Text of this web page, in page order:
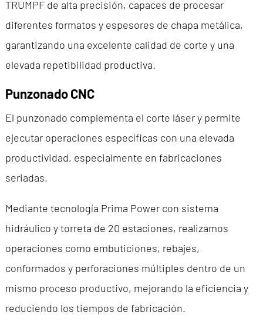
TRUMPF de alta precisión, capaces de procesar
diferentes formatos y espesores de chapa metálica,
garantizando una excelente calidad de corte y una
elevada repetibilidad productiva.
Punzonado CNC
El punzonado complementa el corte láser y permite
ejecutar operaciones específicas con una elevada
productividad, especialmente en fabricaciones
seriadas.
Mediante tecnología Prima Power con sistema
hidráulico y torreta de 20 estaciones, realizamos
operaciones como embuticiones, rebajes,
conformados y perforaciones múltiples dentro de un
mismo proceso productivo, mejorando la eficiencia y
reduciendo los tiempos de fabricación.